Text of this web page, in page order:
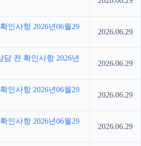
인사항 2026년06월29
2026.06.29
전 확인사항 2026년
2026.06.29
인사항 2026년06월29
2026.06.29
인사항 2026년06월29
2026.06.29